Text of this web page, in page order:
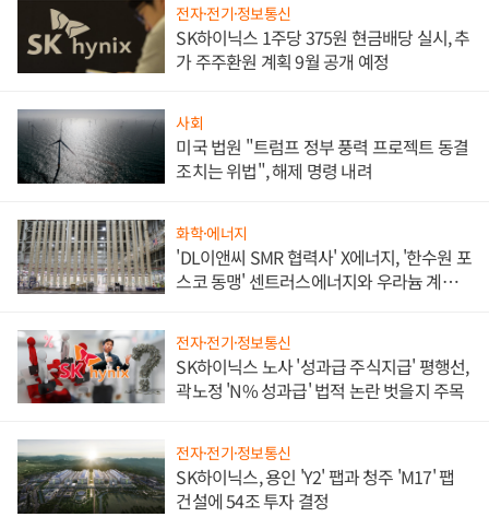
전자·전기·정보통신
SK하이닉스 1주당 375원 현금배당 실시, 추
가 주주환원 계획 9월 공개 예정
사회
미국 법원 "트럼프 정부 풍력 프로젝트 동결
조치는 위법", 해제 명령 내려
화학·에너지
'DL이앤씨 SMR 협력사' X에너지, '한수원 포
스코 동맹' 센트러스에너지와 우라늄 계약
전자·전기·정보통신
SK하이닉스 노사 '성과급 주식지급' 평행선,
곽노정 'N% 성과급' 법적 논란 벗을지 주목
전자·전기·정보통신
SK하이닉스, 용인 'Y2' 팹과 청주 'M17' 팹
건설에 54조 투자 결정